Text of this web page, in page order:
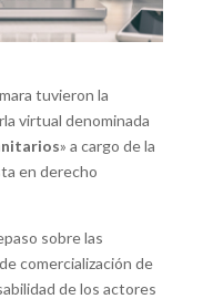
tuvieron la
virtual denominada
» a cargo de la
en derecho
sobre las
comercialización de
de los actores